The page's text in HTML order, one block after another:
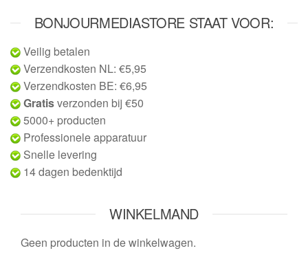
BONJOURMEDIASTORE STAAT VOOR:
Veilig betalen
Verzendkosten NL: €5,95
Verzendkosten BE: €6,95
Gratisverzonden bij €50
5000+ producten
Professionele apparatuur
Snelle levering
14 dagen bedenktijd
WINKELMAND
Geen producten in de winkelwagen.